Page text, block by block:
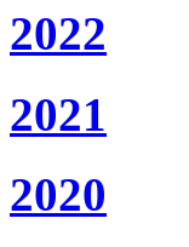
2022
2021
2020